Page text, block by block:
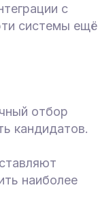
с
системы ещё
отбор
кандидатов.
наиболее